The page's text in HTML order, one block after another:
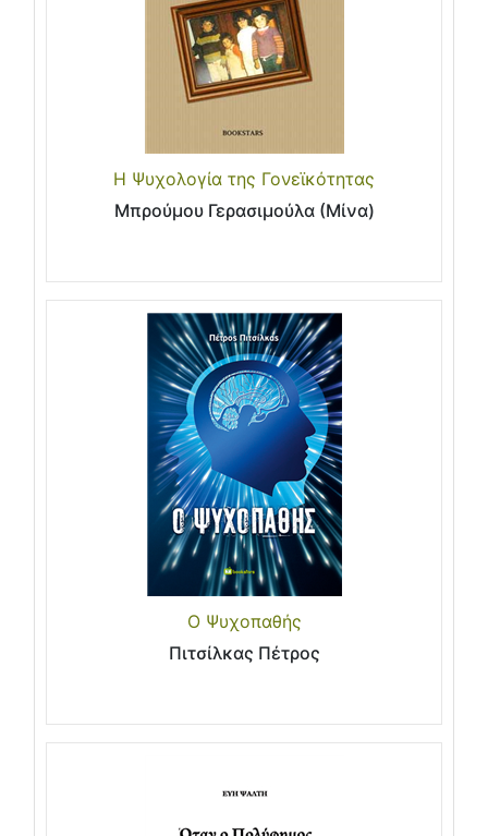
Η Ψυχολογία της Γονεϊκότητας
Μπρούμου Γερασιμούλα (Μίνα)
Ο Ψυχοπαθής
Πιτσίλκας Πέτρος